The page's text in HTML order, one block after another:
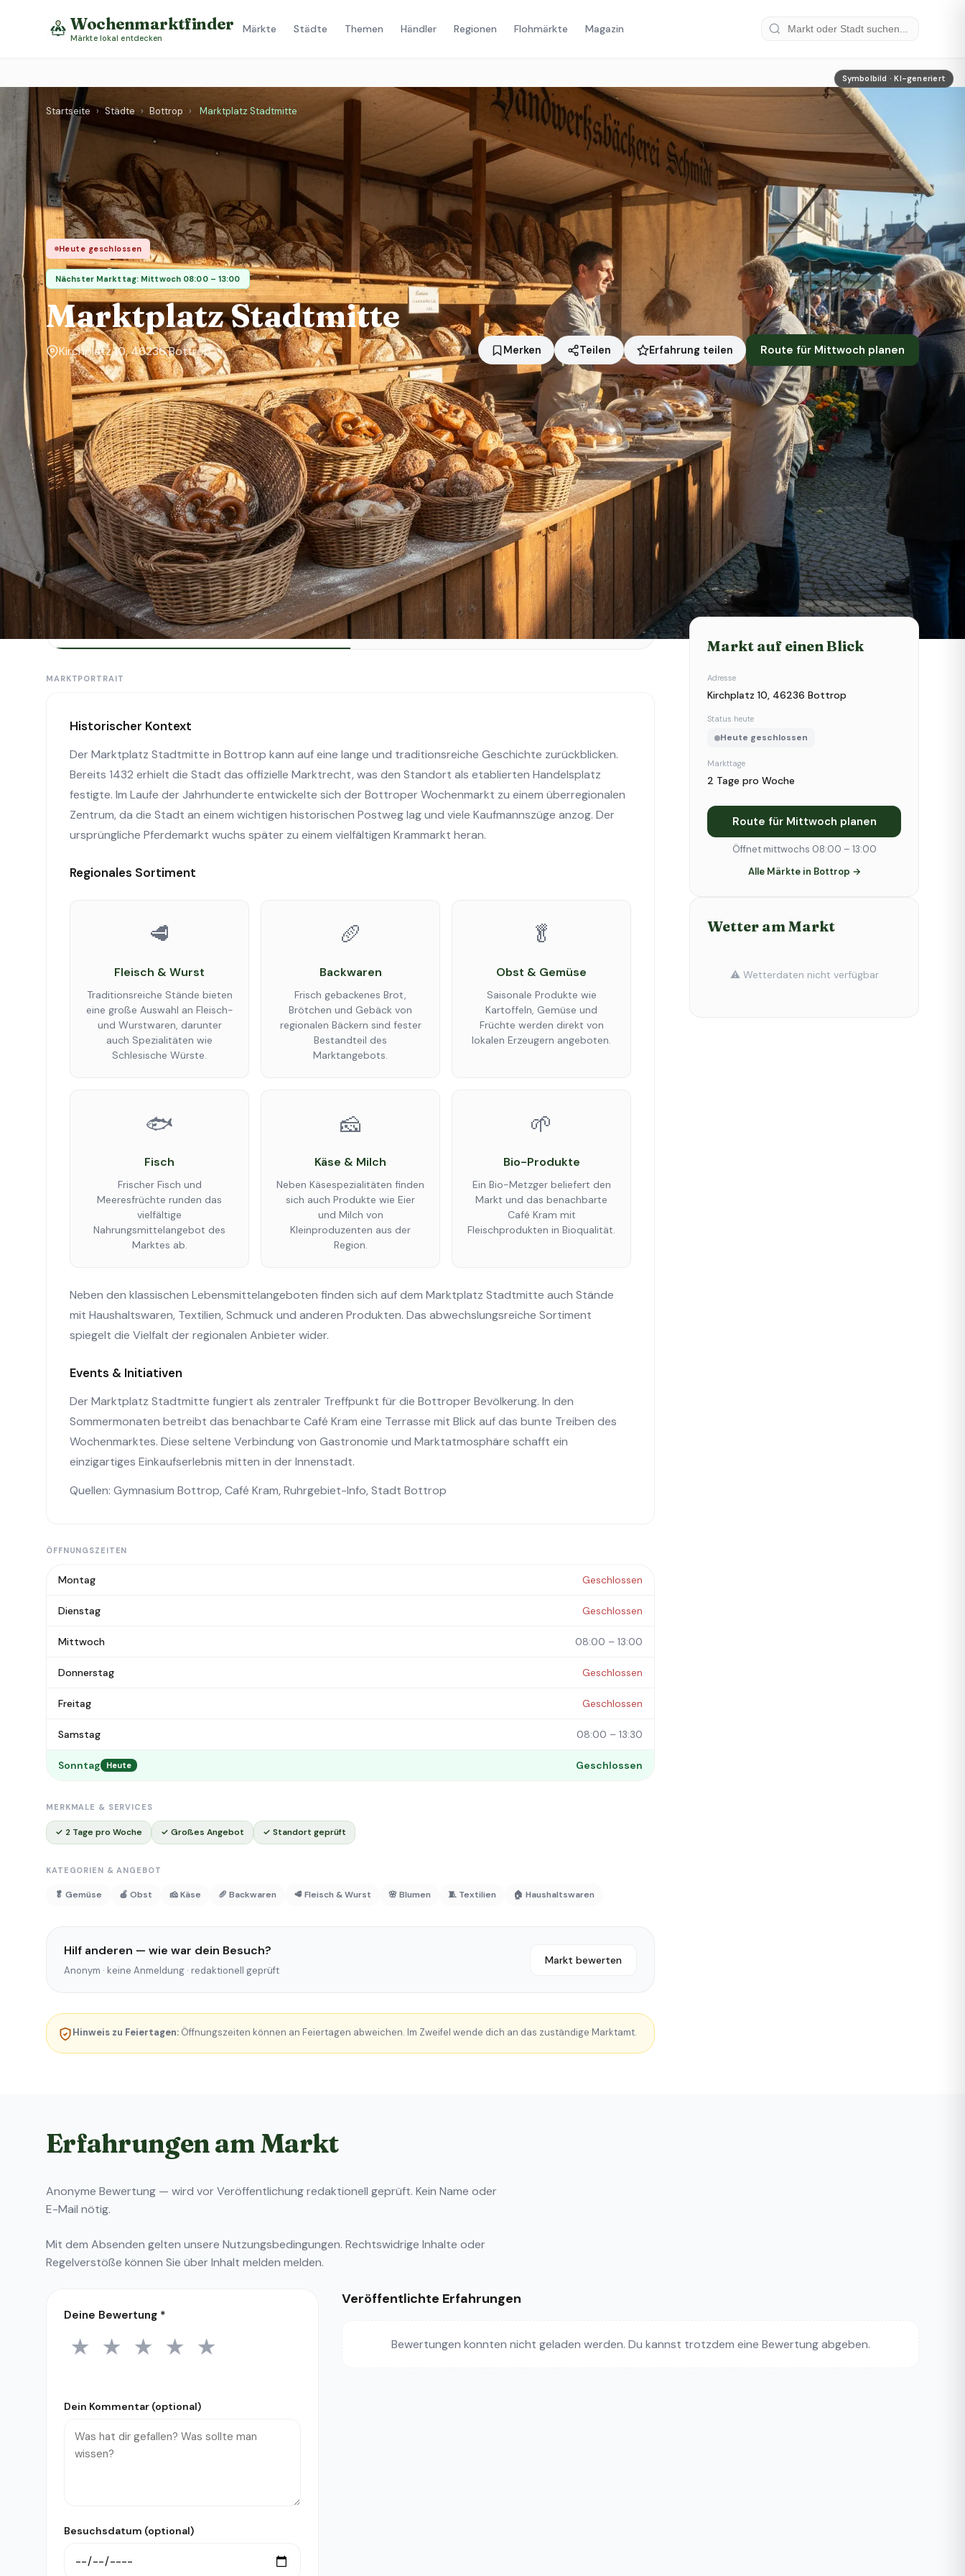
Wochenmarktfinder
Märkte lokal entdecken
Märkte Städte Themen Händler Regionen Flohmärkte Magazin
Symbolbild · KI-generiert
Startseite › Städte › Bottrop › Marktplatz Stadtmitte
Heute geschlossen
Nächster Markttag: Mittwoch 08:00 – 13:00
Marktplatz Stadtmitte
Kirchplatz 10, 46236 Bottrop Merken Teilen Erfahrung teilen Route für Mittwoch planen
Symbolbild · KI-generiert
Markttage
Mittwoch, Samstag
Standort
Bottrop
Status heute
Heute geschlossen
Über den Markt Händler
MARKTPORTRAIT
Historischer Kontext
Der Marktplatz Stadtmitte in Bottrop kann auf eine lange und traditionsreiche Geschichte zurückblicken.
Bereits 1432 erhielt die Stadt das offizielle Marktrecht, was den Standort als etablierten Handelsplatz
festigte. Im Laufe der Jahrhunderte entwickelte sich der Bottroper Wochenmarkt zu einem überregionalen
Zentrum, da die Stadt an einem wichtigen historischen Postweg lag und viele Kaufmannszüge anzog. Der
ursprüngliche Pferdemarkt wuchs später zu einem vielfältigen Krammarkt heran.
Regionales Sortiment
🥩
Fleisch & Wurst
Traditionsreiche Stände bieten
eine große Auswahl an Fleisch-
und Wurstwaren, darunter
auch Spezialitäten wie
Schlesische Würste.
🥖
Backwaren
Frisch gebackenes Brot,
Brötchen und Gebäck von
regionalen Bäckern sind fester
Bestandteil des
Marktangebots.
🥬
Obst & Gemüse
Saisonale Produkte wie
Kartoffeln, Gemüse und
Früchte werden direkt von
lokalen Erzeugern angeboten.
🐟
Fisch
Frischer Fisch und
Meeresfrüchte runden das
vielfältige
Nahrungsmittelangebot des
Marktes ab.
🧀
Käse & Milch
Neben Käsespezialitäten finden
sich auch Produkte wie Eier
und Milch von
Kleinproduzenten aus der
Region.
🌱
Bio-Produkte
Ein Bio-Metzger beliefert den
Markt und das benachbarte
Café Kram mit
Fleischprodukten in Bioqualität.
Neben den klassischen Lebensmittelangeboten finden sich auf dem Marktplatz Stadtmitte auch Stände
mit Haushaltswaren, Textilien, Schmuck und anderen Produkten. Das abwechslungsreiche Sortiment
spiegelt die Vielfalt der regionalen Anbieter wider.
Events & Initiativen
Der Marktplatz Stadtmitte fungiert als zentraler Treffpunkt für die Bottroper Bevölkerung. In den
Sommermonaten betreibt das benachbarte Café Kram eine Terrasse mit Blick auf das bunte Treiben des
Wochenmarktes. Diese seltene Verbindung von Gastronomie und Marktatmosphäre schafft ein
einzigartiges Einkaufserlebnis mitten in der Innenstadt.
Quellen: Gymnasium Bottrop, Café Kram, Ruhrgebiet-Info, Stadt Bottrop
ÖFFNUNGSZEITEN
Montag Geschlossen
Dienstag Geschlossen
Mittwoch 08:00 – 13:00
Donnerstag Geschlossen
Freitag Geschlossen
Samstag 08:00 – 13:30
Sonntag Heute Geschlossen
MERKMALE & SERVICES
✓ 2 Tage pro Woche ✓ Großes Angebot ✓ Standort geprüft
KATEGORIEN & ANGEBOT
🥬 Gemüse 🍎 Obst 🧀 Käse 🥖 Backwaren 🥩 Fleisch & Wurst 🌸 Blumen 🧵 Textilien 🏠 Haushaltswaren
Hilf anderen — wie war dein Besuch?
Anonym · keine Anmeldung · redaktionell geprüft
Markt bewerten
Hinweis zu Feiertagen: Öffnungszeiten können an Feiertagen abweichen. Im Zweifel wende dich an das zuständige Marktamt.
Markt auf einen Blick
Adresse
Kirchplatz 10, 46236 Bottrop
Status heute
Heute geschlossen
Markttage
2 Tage pro Woche
Route für Mittwoch planen
Öffnet mittwochs 08:00 – 13:00
Alle Märkte in Bottrop →
Wetter am Markt
⚠️ Wetterdaten nicht verfügbar
Erfahrungen am Markt
Anonyme Bewertung — wird vor Veröffentlichung redaktionell geprüft. Kein Name oder
E-Mail nötig.
Mit dem Absenden gelten unsere Nutzungsbedingungen. Rechtswidrige Inhalte oder
Regelverstöße können Sie überInhalt melden melden.
Deine Bewertung *
1 Stern
★ 2 Sterne
★ 3 Sterne
★ 4 Sterne
★ 5 Sterne
★
Dein Kommentar (optional)
Besuchsdatum (optional)
Veröffentlichte Erfahrungen
Bewertungen konnten nicht geladen werden. Du kannst trotzdem eine Bewertung abgeben.